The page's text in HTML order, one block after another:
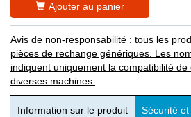
Ajouter au panier
Avis de non-responsabilité : tous les
pièces de rechange génériques. Les
indiquent uniquement la compatibilité
diverses machines.
Information sur le produit Sécurité